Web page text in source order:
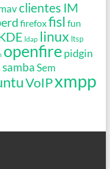
clientes IM
firefoxfisl fun
ldap linux ltsp
openfire pidgin
samba Sem
VoIPxmpp